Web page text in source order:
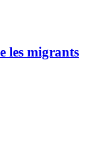
les migrants